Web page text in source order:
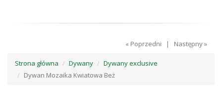
« Poprzedni | Następny »
Strona główna Dywany
Dywany exclusive
Dywan Mozaika Kwiatowa Beż